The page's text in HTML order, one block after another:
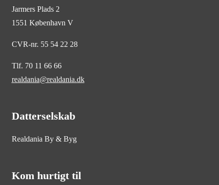
Jarmers Plads 2
1551 København V
CVR-nr. 55 54 22 28
Tlf. 70 11 66 66
realdania@realdania.dk
Datterselskab
Realdania By & Byg
Kom hurtigt til